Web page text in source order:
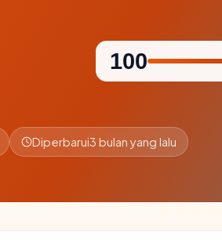
100
Diperbarui3 bulan yang lalu